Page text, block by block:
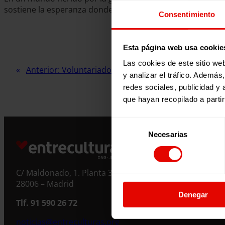
Consentimiento
Esta página web usa
Las cookies de este sitio
y analizar el tráfico.
redes sociales, publicidad y
que hayan recopilado a
consentimiento
Necesarias
Denegar
sostiene la esperanza donde más falta hace.
Anterior: Voluntariado en España
C/ Maldonado, 1. Planta 3.
28006 – Madrid
Tlf. 91 590 26 72
noticias@entreculturas.org